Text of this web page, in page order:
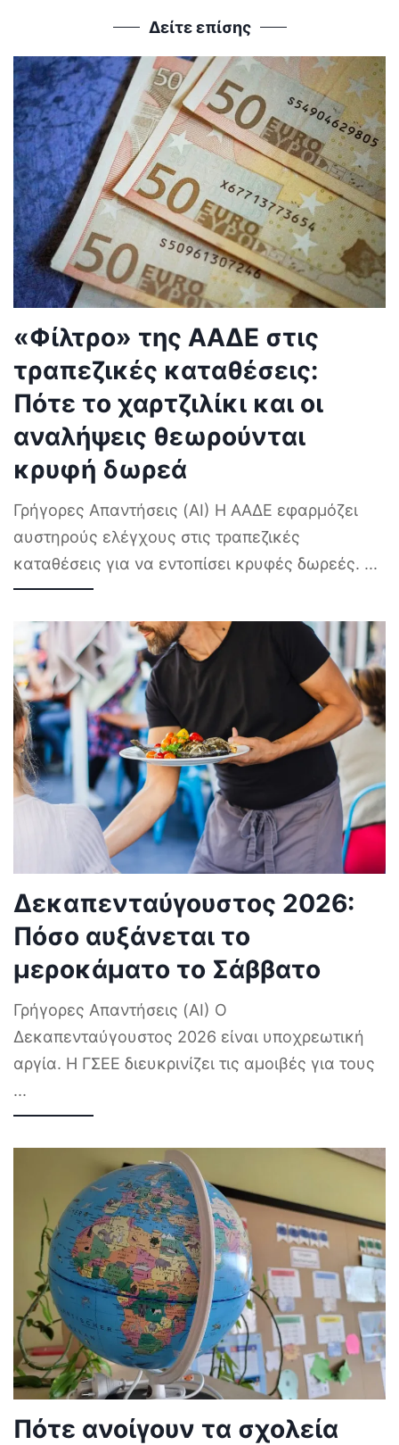
Δείτε επίσης
«Φίλτρο» της ΑΑΔΕ στις
τραπεζικές καταθέσεις:
Πότε το χαρτζιλίκι και οι
αναλήψεις θεωρούνται
κρυφή δωρεά
Γρήγορες Απαντήσεις (AI) Η ΑΑΔΕ εφαρμόζει
αυστηρούς ελέγχους στις τραπεζικές
καταθέσεις για να εντοπίσει κρυφές δωρεές. ...
Δεκαπενταύγουστος 2026:
Πόσο αυξάνεται το
μεροκάματο το Σάββατο
Γρήγορες Απαντήσεις (AI) Ο
Δεκαπενταύγουστος 2026 είναι υποχρεωτική
αργία. Η ΓΣΕΕ διευκρινίζει τις αμοιβές για τους
...
Πότε ανοίγουν τα σχολεία